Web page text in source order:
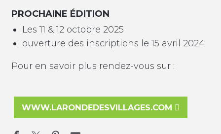
PROCHAINE ÉDITION
Les 11 & 12 octobre 2025
ouverture des inscriptions le 15 avril 2024
Pour en savoir plus rendez-vous sur :
WWW.LARONDEDESVILLAGES.COM